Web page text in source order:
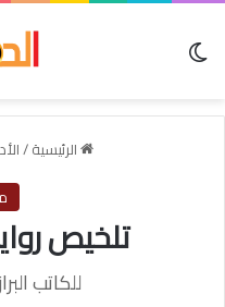
الرئيسية/
تلخيص
للكاتب